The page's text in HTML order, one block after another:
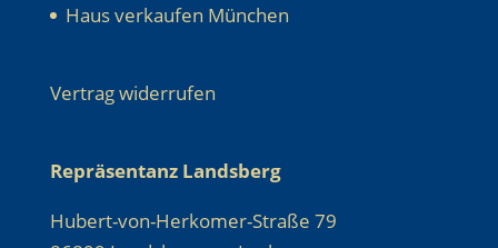
Haus verkaufen München
Vertrag widerrufen
Repräsentanz Landsberg
Hubert-von-Herkomer-Straße 79